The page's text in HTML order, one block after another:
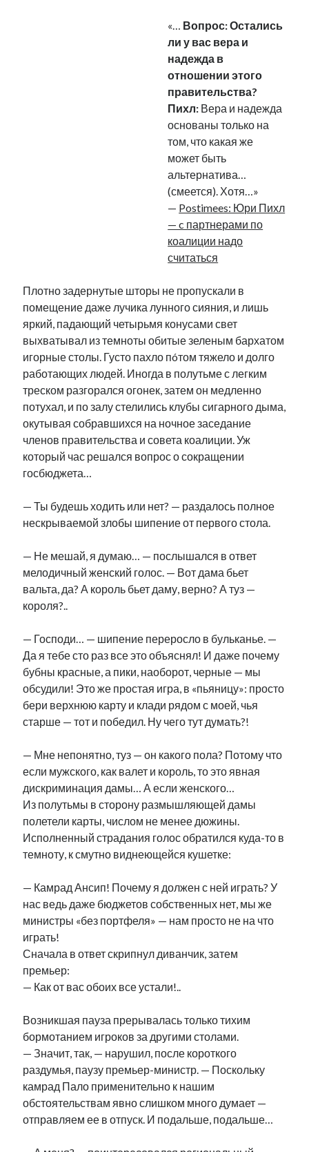
«… Вопрос: Остались
ли у вас вера и
надежда в
отношении этого
правительства?
Пихл: Вера и надежда
основаны только на
том, что какая же
может быть
альтернатива…
(смеется). Хотя…»
— Postimees: Юри Пихл
— c партнерами по
коалиции надо
считаться
Плотно задернутые шторы не пропускали в
помещение даже лучика лунного сияния, и лишь
яркий, падающий четырьмя конусами свет
выхватывал из темноты обитые зеленым бархатом
игорные столы. Густо пахло пóтом тяжело и долго
работающих людей. Иногда в полутьме с легким
треском разгорался огонек, затем он медленно
потухал, и по залу стелились клубы сигарного дыма,
окутывая собравшихся на ночное заседание
членов правительства и совета коалиции. Уж
который час решался вопрос о сокращении
госбюджета…
— Ты будешь ходить или нет? — раздалось полное
нескрываемой злобы шипение от первого стола.
— Не мешай, я думаю… — послышался в ответ
мелодичный женский голос. — Вот дама бьет
вальта, да? А король бьет даму, верно? А туз —
короля?..
— Господи… — шипение переросло в бульканье. —
Да я тебе сто раз все это объяснял! И даже почему
бубны красные, а пики, наоборот, черные — мы
обсудили! Это же простая игра, в «пьяницу»: просто
бери верхнюю карту и клади рядом с моей, чья
старше — тот и победил. Ну чего тут думать?!
— Мне непонятно, туз — он какого пола? Потому что
если мужского, как валет и король, то это явная
дискриминация дамы… А если женского…
Из полутьмы в сторону размышляющей дамы
полетели карты, числом не менее дюжины.
Исполненный страдания голос обратился куда-то в
темноту, к смутно виднеющейся кушетке:
— Камрад Ансип! Почему я должен с ней играть? У
нас ведь даже бюджетов собственных нет, мы же
министры «без портфеля» — нам просто не на что
играть!
Сначала в ответ скрипнул диванчик, затем
премьер:
— Как от вас обоих все устали!..
Возникшая пауза прерывалась только тихим
бормотанием игроков за другими столами.
— Значит, так, — нарушил, после короткого
раздумья, паузу премьер-министр. — Поскольку
камрад Пало применительно к нашим
обстоятельствам явно слишком много думает —
отправляем ее в отпуск. И подальше, подальше…